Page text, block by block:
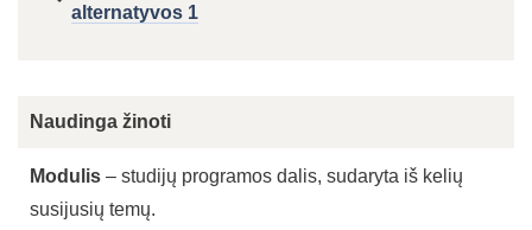
alternatyvos 1
Naudinga žinoti
Modulis – studijų programos dalis, sudaryta iš kelių
susijusių temų.